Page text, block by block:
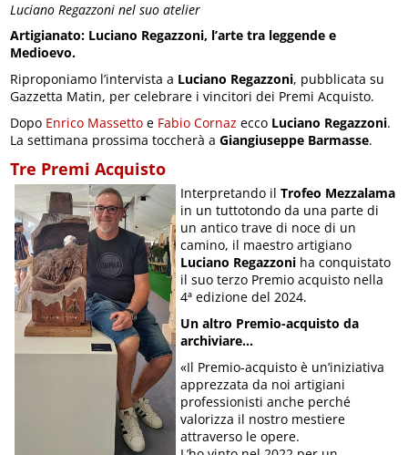
Luciano Regazzoni nel suo atelier
Artigianato: Luciano Regazzoni, l’arte tra leggende e
Medioevo.
Riproponiamo l’intervista a Luciano Regazzoni, pubblicata su
Gazzetta Matin, per celebrare i vincitori dei Premi Acquisto.
Dopo Enrico Massetto e Fabio Cornaz ecco Luciano Regazzoni.
La settimana prossima toccherà aGiangiuseppe Barmasse.
Tre Premi Acquisto
Interpretando ilTrofeo Mezzalama
in un tuttotondo da una parte di
un antico trave di noce di un
camino, il maestro artigiano
Luciano Regazzoni ha conquistato
il suo terzo Premio acquisto nella
4ª edizione del 2024.
Un altro Premio-acquisto da
archiviare…
«Il Premio-acquisto è un’iniziativa
apprezzata da noi artigiani
professionisti anche perché
valorizza il nostro mestiere
attraverso le opere.